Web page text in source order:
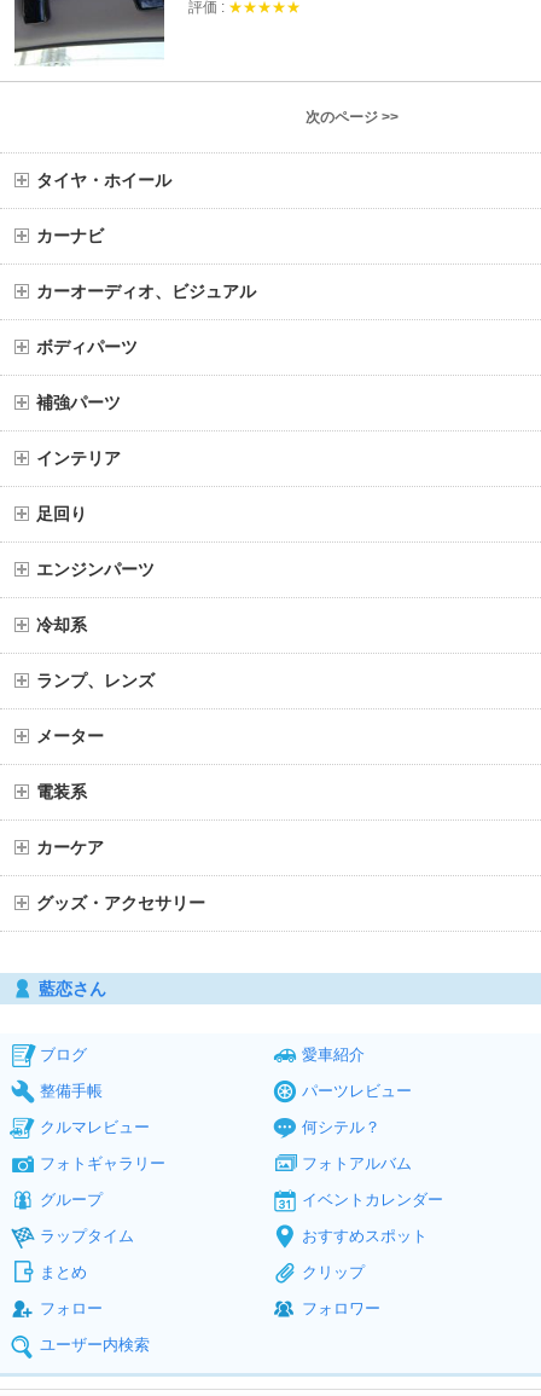
評価 : ★★★★★
次のページ >>
タイヤ・ホイール
カーナビ
カーオーディオ、ビジュアル
ボディパーツ
補強パーツ
インテリア
足回り
エンジンパーツ
冷却系
ランプ、レンズ
メーター
電装系
カーケア
グッズ・アクセサリー
藍恋さん
ブログ
愛車紹介
整備手帳
パーツレビュー
クルマレビュー
何シテル？
フォトギャラリー
フォトアルバム
グループ
イベントカレンダー
ラップタイム
おすすめスポット
まとめ
クリップ
フォロー
フォロワー
ユーザー内検索